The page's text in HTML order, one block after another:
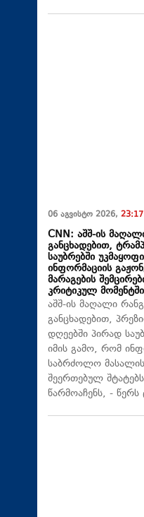
06 აგვისტო 2026, 23:17
CNN: აშშ-ის
განცხადებით,
საუბრებში
ინფორმაციის
მარაგების
კრიტიკულ
აშშ-ის მაღალი
განცხადებით,
დღეებში პირად
იმის გამო, რომ
საბრძოლო მასალის
შეერთებულ
წარმოაჩენს, -